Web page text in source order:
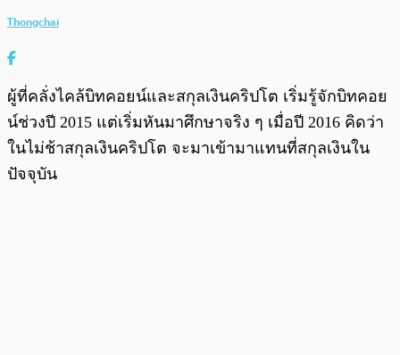
Thongchai
ผู้ที่คลั่งไคล้บิทคอยน์และสกุลเงินคริปโต เริ่มรู้จักบิทคอย
น์ช่วงปี 2015 แต่เริ่มหันมาศึกษาจริง ๆ เมื่อปี 2016 คิดว่า
ในไม่ช้าสกุลเงินคริปโต จะมาเข้ามาแทนที่สกุลเงินใน
ปัจจุบัน